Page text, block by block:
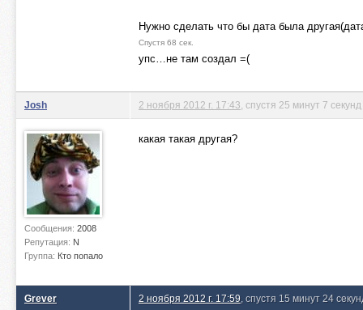
Нужно сделать что бы дата была
Спустя 68 сек.
упс…не там создал =(
Josh
Сообщения: 2008
Репутация: N
Группа: Кто попало
2 ноября 2012 г. 17:43 , спустя 25 минут 7 секунд
какая такая другая?
Grever 2 ноября 2012 г. 17:59 , спустя 15 минут 24